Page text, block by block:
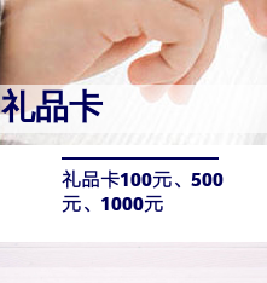
礼品卡
礼品卡100元、500
元、1000元